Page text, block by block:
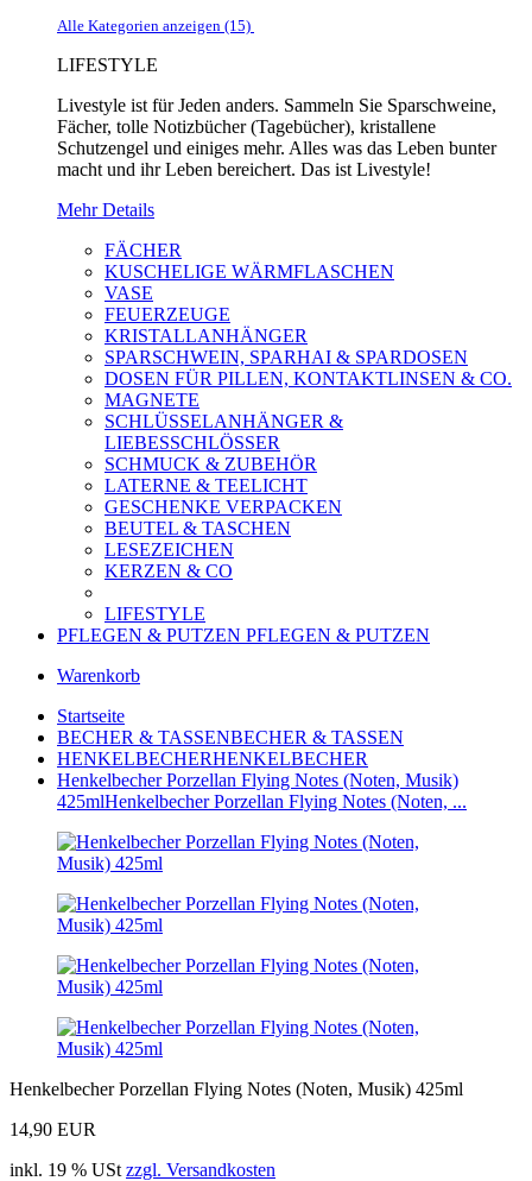
Alle Kategorien anzeigen (15)
LIFESTYLE
Livestyle ist für Jeden anders. Sammeln Sie Sparschweine,
Fächer, tolle Notizbücher (Tagebücher), kristallene
Schutzengel und einiges mehr. Alles was das Leben bunter
macht und ihr Leben bereichert. Das ist Livestyle!
Mehr Details
FÄCHER
KUSCHELIGE WÄRMFLASCHEN
VASE
FEUERZEUGE
KRISTALLANHÄNGER
SPARSCHWEIN, SPARHAI & SPARDOSEN
DOSEN FÜR PILLEN, KONTAKTLINSEN & CO.
MAGNETE
SCHLÜSSELANHÄNGER &
LIEBESSCHLÖSSER
SCHMUCK & ZUBEHÖR
LATERNE & TEELICHT
GESCHENKE VERPACKEN
BEUTEL & TASCHEN
LESEZEICHEN
KERZEN & CO
LIFESTYLE
PFLEGEN & PUTZEN PFLEGEN & PUTZEN
Warenkorb
Startseite
BECHER & TASSENBECHER & TASSEN
HENKELBECHERHENKELBECHER
Henkelbecher Porzellan Flying Notes (Noten, Musik)
425mlHenkelbecher Porzellan Flying Notes (Noten, ...
Henkelbecher Porzellan Flying Notes (Noten, Musik) 425ml
14,90 EUR
inkl. 19 % USt zzgl. Versandkosten